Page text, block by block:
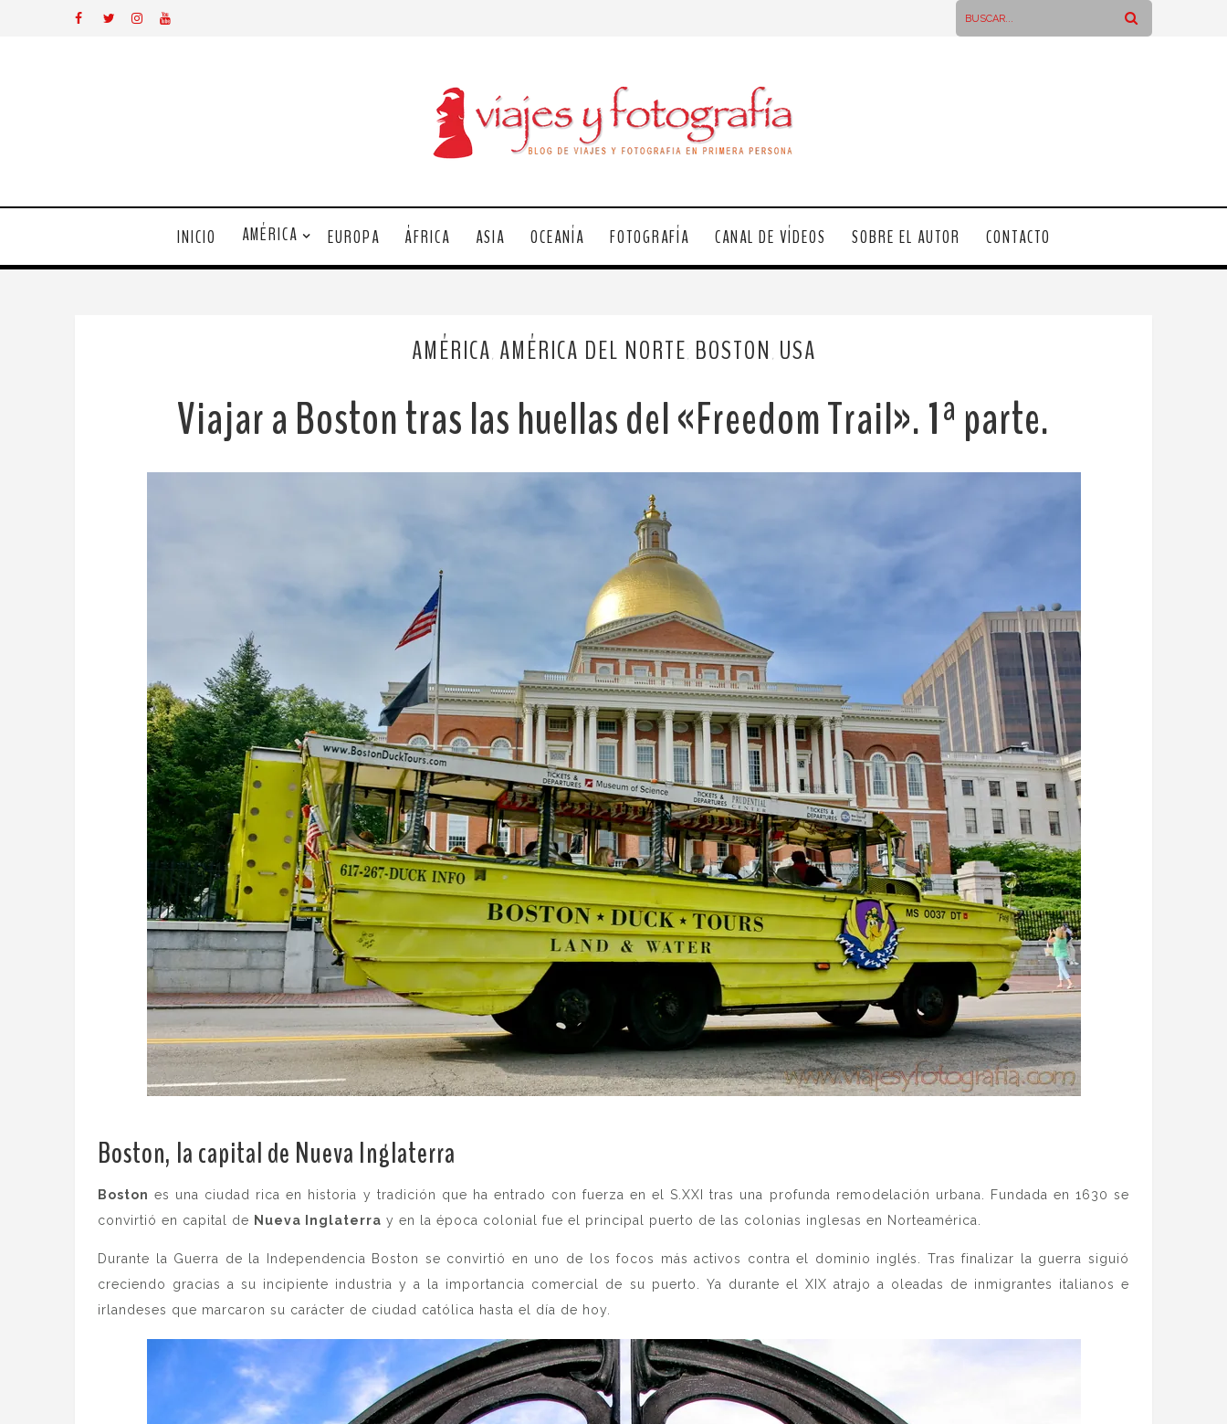
INICIO AMÉRICA EUROPA ÁFRICA ASIA OCEANÍA FOTOGRAFÍA CANAL DE VÍDEOS SOBRE EL AUTOR CONTACTO
AMÉRICA AMÉRICA DEL NORTE BOSTON USA
Viajar a Boston tras las huellas del «Freedom Trail». 1ª parte.
Boston, la capital de Nueva Inglaterra
Boston es una ciudad rica en historia y tradición que ha entrado con fuerza en el S.XXI tras una profunda remodelación urbana. Fundada en 1630 se
convirtió en capital de Nueva Inglaterra y en la época colonial fue el principal puerto de las colonias inglesas en Norteamérica.
Durante la Guerra de la Independencia Boston se convirtió en uno de los focos más activos contra el dominio inglés. Tras finalizar la guerra siguió
creciendo gracias a su incipiente industria y a la importancia comercial de su puerto. Ya durante el XIX atrajo a oleadas de inmigrantes italianos e
irlandeses que marcaron su carácter de ciudad católica hasta el día de hoy.